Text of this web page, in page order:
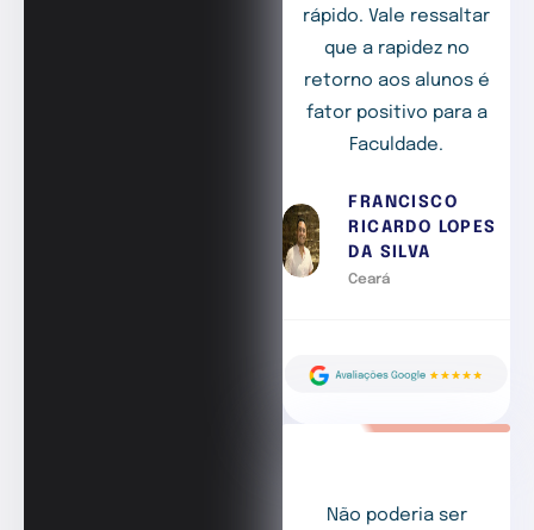
rápido. Vale ressaltar
que a rapidez no
retorno aos alunos é
fator positivo para a
Faculdade.
FRANCISCO
RICARDO LOPES
DA SILVA
Ceará
Não poderia ser